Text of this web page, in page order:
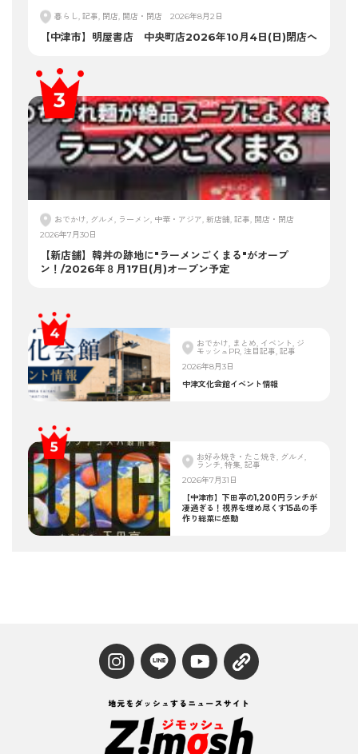
暮らし, 記事, 閉店, 開店・閉店 2026年8月2日
【中津市】明屋書店 中央町店2026年10月4日(日)閉店へ
おでかけ, グルメ, ラーメン, 中華・アジア, 新店舗, 記事, 開店・閉店
2026年7月30日
【新店舗】韓丼の跡地に"ラーメンごくまる"がオープ
ン！/2026年８月17日(月)オープン予定
おでかけ, まとめ, イベント, ジ
モッシュPR, 注目記事, 記事
2026年8月3日
中津文化会館イベント情報
お好み焼き・たこ焼き, グルメ,
ランチ, 特集, 記事
2026年7月31日
【中津市】下田亭の1,200円ランチが
凄過ぎる！視界を埋め尽くす15品の手
作り総菜に感動